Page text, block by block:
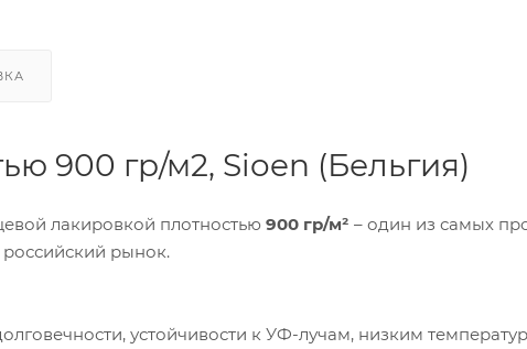
900 гр/м2, Sioen (Бельгия)
лакировкой плотностью 900 гр/м² – один из самых
рынок.
устойчивости к УФ-лучам, низким